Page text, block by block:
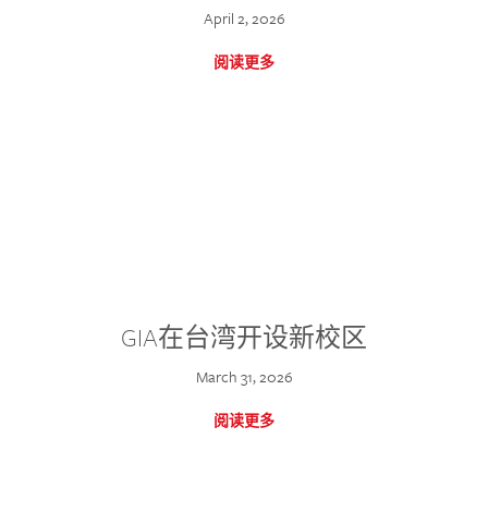
April 2, 2026
阅读更多
GIA在台湾开设新校区
March 31, 2026
阅读更多